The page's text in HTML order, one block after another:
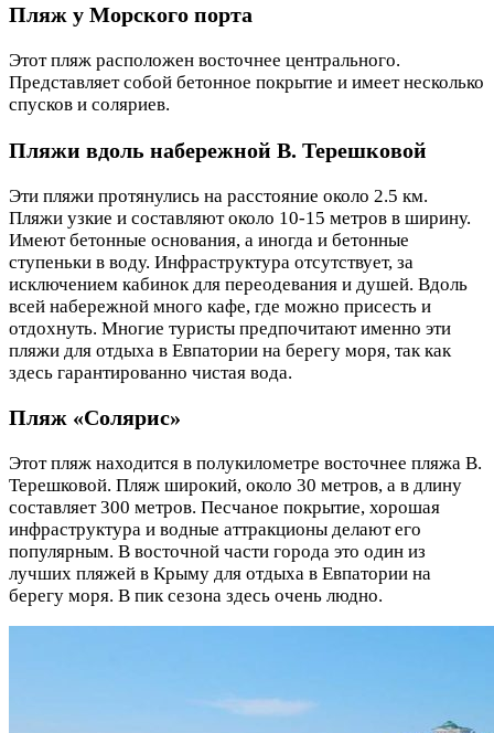
Пляж у Морского порта
Этот пляж расположен восточнее центрального.
Представляет собой бетонное покрытие и имеет несколько
спусков и соляриев.
Пляжи вдоль набережной В. Терешковой
Эти пляжи протянулись на расстояние около 2.5 км.
Пляжи узкие и составляют около 10-15 метров в ширину.
Имеют бетонные основания, а иногда и бетонные
ступеньки в воду. Инфраструктура отсутствует, за
исключением кабинок для переодевания и душей. Вдоль
всей набережной много кафе, где можно присесть и
отдохнуть. Многие туристы предпочитают именно эти
пляжи для отдыха в Евпатории на берегу моря, так как
здесь гарантированно чистая вода.
Пляж «Солярис»
Этот пляж находится в полукилометре восточнее пляжа В.
Терешковой. Пляж широкий, около 30 метров, а в длину
составляет 300 метров. Песчаное покрытие, хорошая
инфраструктура и водные аттракционы делают его
популярным. В восточной части города это один из
лучших пляжей в Крыму для отдыха в Евпатории на
берегу моря. В пик сезона здесь очень людно.